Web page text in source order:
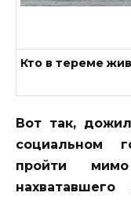
Кто в тереме
Вот так,
социальном
пройти